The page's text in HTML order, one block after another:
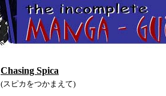
Chasing Spica
(スピカをつかまえて)